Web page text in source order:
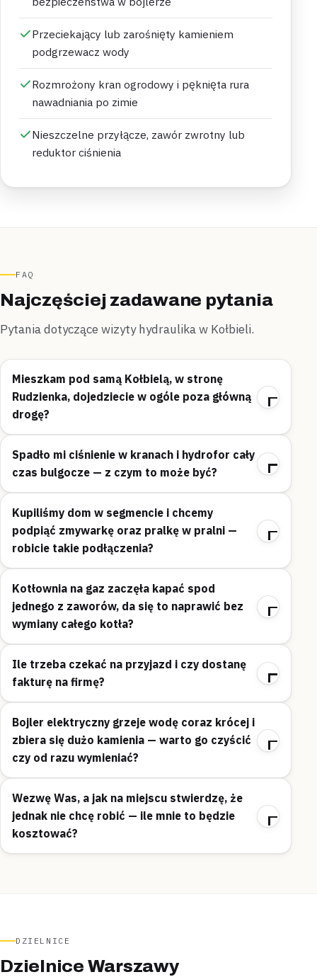
Przeciekający lub zarośnięty kamieniem
podgrzewacz wody
Rozmrożony kran ogrodowy i pęknięta rura
nawadniania po zimie
Nieszczelne przyłącze, zawór zwrotny lub
reduktor ciśnienia
FAQ
Najczęściej zadawane pytania
Pytania dotyczące wizyty hydraulika w Kołbieli.
Mieszkam pod samą Kołbielą, w stronę
Rudzienka, dojedziecie w ogóle poza główną
drogę?
Spadło mi ciśnienie w kranach i hydrofor cały
czas bulgocze — z czym to może być?
Kupiliśmy dom w segmencie i chcemy
podpiąć zmywarkę oraz pralkę w pralni —
robicie takie podłączenia?
Kotłownia na gaz zaczęła kapać spod
jednego z zaworów, da się to naprawić bez
wymiany całego kotła?
Ile trzeba czekać na przyjazd i czy dostanę
fakturę na firmę?
Bojler elektryczny grzeje wodę coraz krócej i
zbiera się dużo kamienia — warto go czyścić
czy od razu wymieniać?
Wezwę Was, a jak na miejscu stwierdzę, że
jednak nie chcę robić — ile mnie to będzie
kosztować?
DZIELNICE
Dzielnice Warszawy